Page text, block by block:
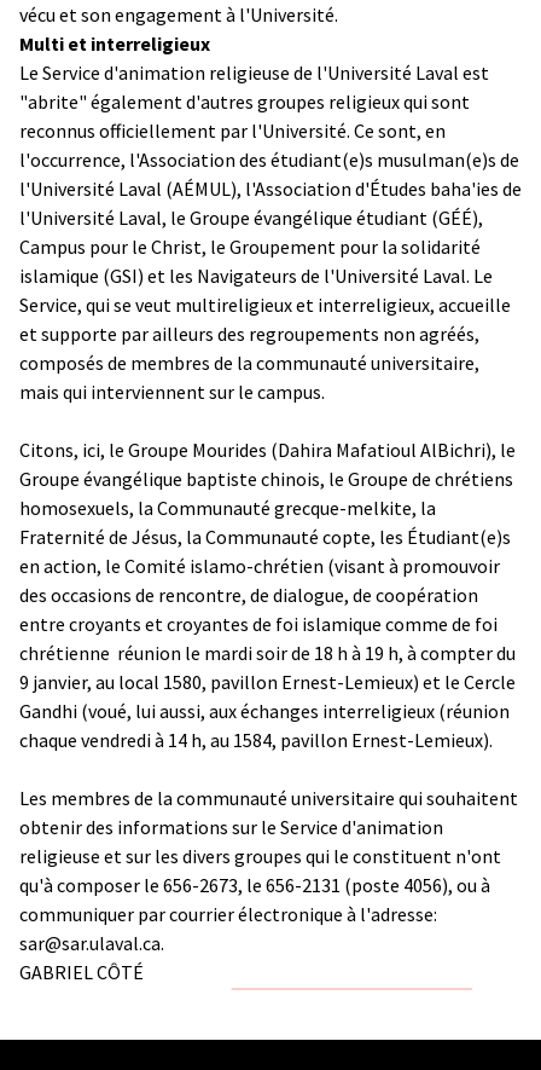
vécu et son engagement à l'Université.
Multi et interreligieux
Le Service d'animation religieuse de l'Université Laval est
"abrite" également d'autres groupes religieux qui sont
reconnus officiellement par l'Université. Ce sont, en
l'occurrence, l'Association des étudiant(e)s musulman(e)s de
l'Université Laval (AÉMUL), l'Association d'Études baha'ies de
l'Université Laval, le Groupe évangélique étudiant (GÉÉ),
Campus pour le Christ, le Groupement pour la solidarité
islamique (GSI) et les Navigateurs de l'Université Laval. Le
Service, qui se veut multireligieux et interreligieux, accueille
et supporte par ailleurs des regroupements non agréés,
composés de membres de la communauté universitaire,
mais qui interviennent sur le campus.
Citons, ici, le Groupe Mourides (Dahira Mafatioul AlBichri), le
Groupe évangélique baptiste chinois, le Groupe de chrétiens
homosexuels, la Communauté grecque-melkite, la
Fraternité de Jésus, la Communauté copte, les Étudiant(e)s
en action, le Comité islamo-chrétien (visant à promouvoir
des occasions de rencontre, de dialogue, de coopération
entre croyants et croyantes de foi islamique comme de foi
chrétienne ­ réunion le mardi soir de 18 h à 19 h, à compter du
9 janvier, au local 1580, pavillon Ernest-Lemieux) et le Cercle
Gandhi (voué, lui aussi, aux échanges interreligieux (réunion
chaque vendredi à 14 h, au 1584, pavillon Ernest-Lemieux).
Les membres de la communauté universitaire qui souhaitent
obtenir des informations sur le Service d'animation
religieuse et sur les divers groupes qui le constituent n'ont
qu'à composer le 656-2673, le 656-2131 (poste 4056), ou à
communiquer par courrier électronique à l'adresse:
sar@sar.ulaval.ca.
GABRIEL CÔTÉ